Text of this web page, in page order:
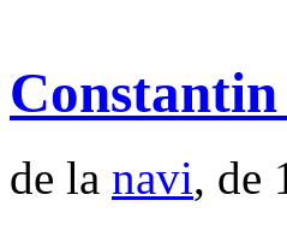
de la navi, de